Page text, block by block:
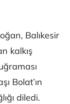
Balıkesir
kalkış
Bolat’ın
diledi.